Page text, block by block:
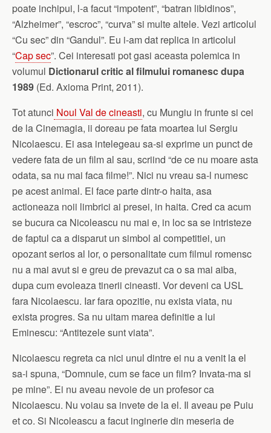
poate inchipui, l-a facut “impotent”, “batran libidinos”,
“Alzheimer”, “escroc”, “curva” si multe altele. Vezi articolul
“Cu sec” din “Gandul”. Eu i-am dat replica in articolul
“Cap sec”. Cei interesati pot gasi aceasta polemica in
volumul Dictionarul critic al filmului romanesc dupa
1989 (Ed. Axioma Print, 2011).
Tot atunci Noul Val de cineasti, cu Mungiu in frunte si cei
de la Cinemagia, ii doreau pe fata moartea lui Sergiu
Nicolaescu. Ei asa intelegeau sa-si exprime un punct de
vedere fata de un film al sau, scriind “de ce nu moare asta
odata, sa nu mai faca filme!”. Nici nu vreau sa-l numesc
pe acest animal. El face parte dintr-o haita, asa
actioneaza noii limbrici ai presei, in haita. Cred ca acum
se bucura ca Nicoleascu nu mai e, in loc sa se intristeze
de faptul ca a disparut un simbol al competitiei, un
opozant serios al lor, o personalitate cum filmul romensc
nu a mai avut si e greu de prevazut ca o sa mai aiba,
dupa cum evoleaza tinerii cineasti. Vor deveni ca USL
fara Nicolaescu. Iar fara opozitie, nu exista viata, nu
exista progres. Sa nu uitam marea definitie a lui
Eminescu: “Antitezele sunt viata”.
Nicolaescu regreta ca nici unul dintre ei nu a venit la el
sa-i spuna, “Domnule, cum se face un film? Invata-ma si
pe mine”. Ei nu aveau nevoie de un profesor ca
Nicolaescu. Nu voiau sa invete de la el. Il aveau pe Puiu
et co. Si Nicoleascu a facut inginerie din meseria de